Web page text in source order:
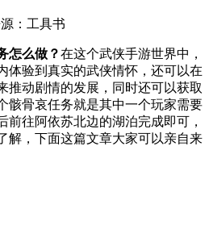
：工具书
怎么做？在这个武侠手游世界中，
体验到真实的武侠情怀，还可以在
推动剧情的发展，同时还可以获取
骸骨哀任务就是其中一个玩家需要
前往阿依苏北边的湖泊完成即可，
解，下面这篇文章大家可以亲自来